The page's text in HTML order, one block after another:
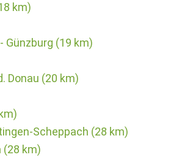
km)
Günzburg (19 km)
Donau (20 km)
Scheppach (28 km)
(28 km)